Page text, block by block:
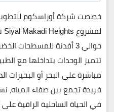
خصصتشركة أوراسكوم
لمشروعSiyal Makadi Heights
حوالي 3 أفدنة للمسطحات الخضراء والمسطحات المائية
تتميز الوحدات بتداخلها مع
مباشرة على البحر أو البحيرات
فريدة تجمع بينصفاء المياه،
في الحياة الساحلية الراقية على